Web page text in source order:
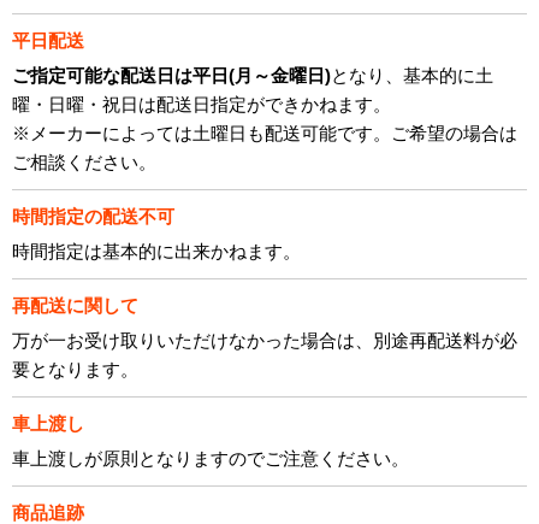
平日配送
ご指定可能な配送日は平日(月～金曜日)となり、基本的に土
曜・日曜・祝日は配送日指定ができかねます。
※メーカーによっては土曜日も配送可能です。ご希望の場合は
ご相談ください。
時間指定の配送不可
時間指定は基本的に出来かねます。
再配送に関して
万が一お受け取りいただけなかった場合は、別途再配送料が必
要となります。
車上渡し
車上渡しが原則となりますのでご注意ください。
商品追跡